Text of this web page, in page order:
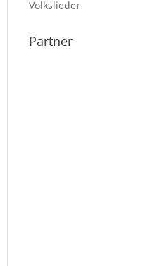
Volkslieder
Partner